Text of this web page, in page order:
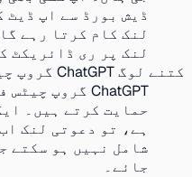
لنک کام کرتا رہے
لنک پر ری ڈائریکٹ
کتنے لوگ ChatGPT گروپ چیٹ میں شامل ہو سکتے ہیں؟
حمایت کرتے ہیں۔
ہے، تو دعوتی لنک
شامل نہیں ہو سکتے
جائے۔